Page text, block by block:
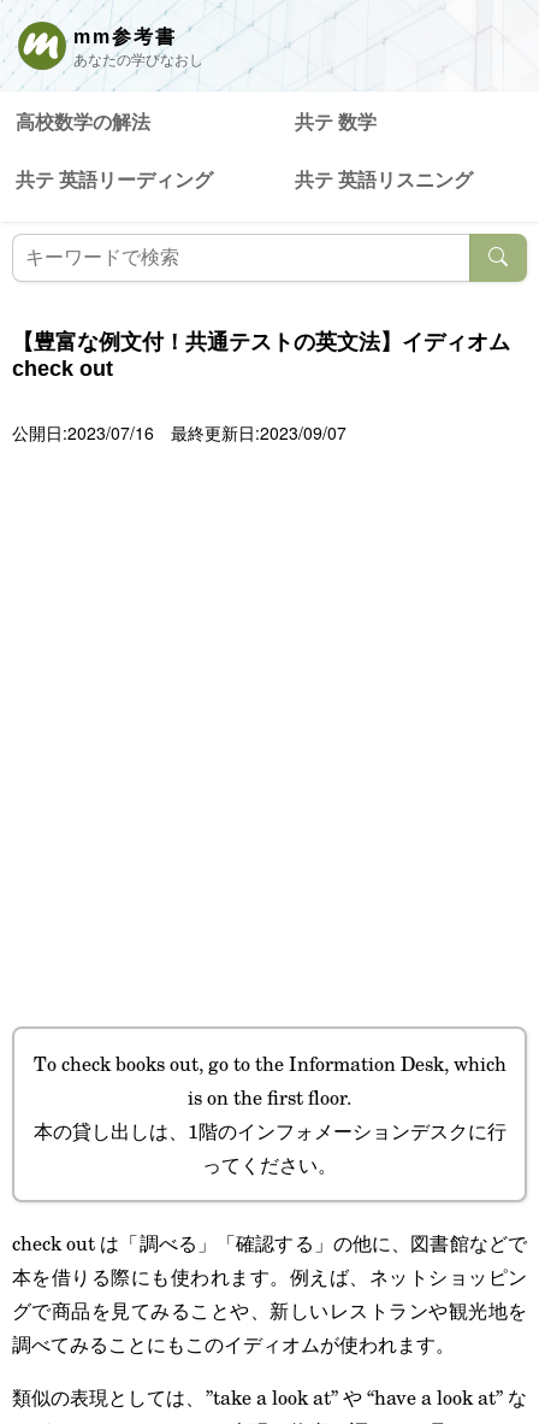
mm参考書
あなたの学びなおし
高校数学の解法 共テ 数学
共テ 英語リーディング 共テ 英語リスニング
【豊富な例文付！共通テストの英文法】イディオム
check out
公開日:2023/07/16 最終更新日:2023/09/07
To check books out, go to the Information Desk, which
is on the first floor.
本の貸し出しは、1階のインフォメーションデスクに行
ってください。
check out は「調べる」「確認する」の他に、図書館などで
本を借りる際にも使われます。例えば、ネットショッピン
グで商品を見てみることや、新しいレストランや観光地を
調べてみることにもこのイディオムが使われます。
類似の表現としては、”take a look at” や “have a look at” な